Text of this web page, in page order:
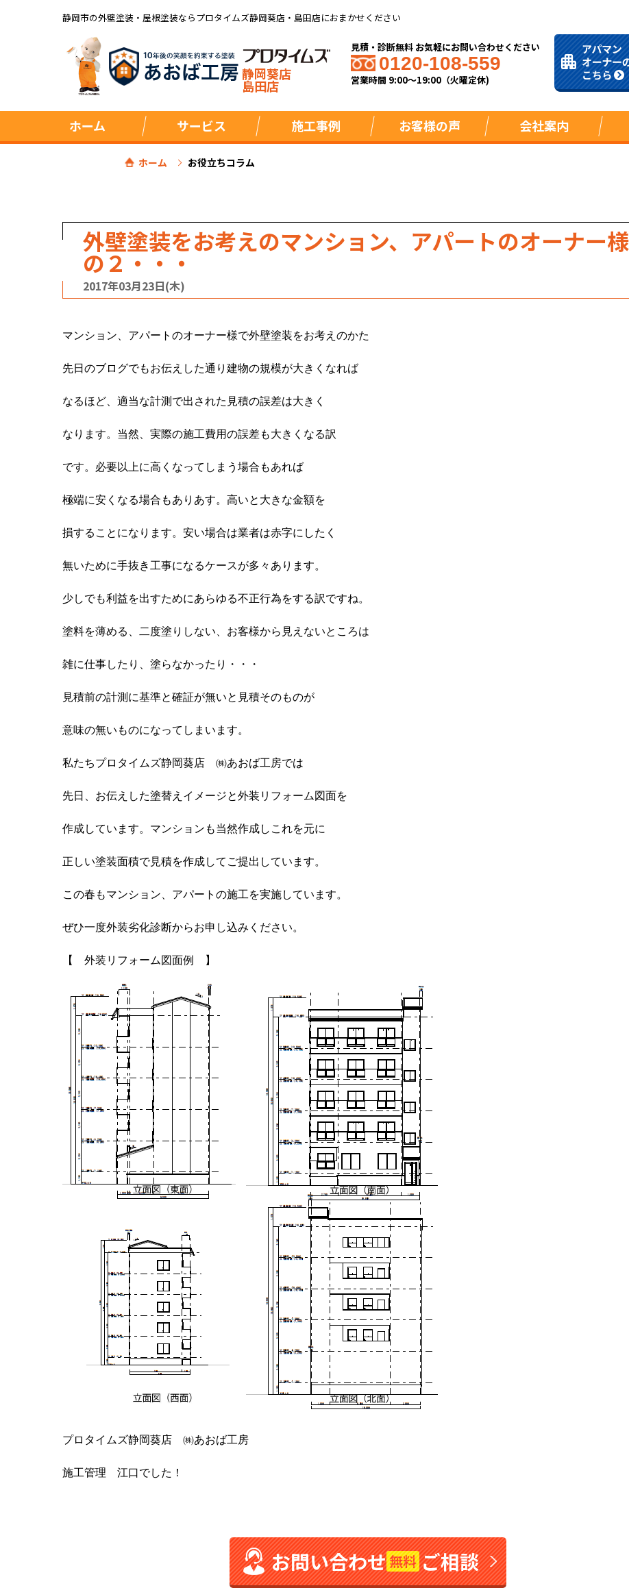
静岡市の外壁塗装・屋根塗装ならプロタイムズ静岡葵店・島田店におまかせください
静岡葵店
島田店
見積・診断無料 お気軽にお問い合わせください
0120-108-559
営業時間 9:00～19:00（火曜定休)
ホーム サービス 施工事例 お客様の声 会社案内
ホーム お役立ちコラム
外壁塗装をお考えのマンション、アパートのオーナー
の２・・・
2017年03月23日(木)
マンション、アパートのオーナー様で外壁塗装をお考えのかた
先日のブログでもお伝えした通り建物の規模が大きくなれば
なるほど、適当な計測で出された見積の誤差は大きく
なります。当然、実際の施工費用の誤差も大きくなる訳
です。必要以上に高くなってしまう場合もあれば
極端に安くなる場合もありあす。高いと大きな金額を
損することになります。安い場合は業者は赤字にしたく
無いために手抜き工事になるケースが多々あります。
少しでも利益を出すためにあらゆる不正行為をする訳ですね。
塗料を薄める、二度塗りしない、お客様から見えないところは
雑に仕事したり、塗らなかったり・・・
見積前の計測に基準と確証が無いと見積そのものが
意味の無いものになってしまいます。
私たちプロタイムズ静岡葵店 ㈱あおば工房では
先日、お伝えした塗替えイメージと外装リフォーム図面を
作成しています。マンションも当然作成しこれを元に
正しい塗装面積で見積を作成してご提出しています。
この春もマンション、アパートの施工を実施しています。
ぜひ一度外装劣化診断からお申し込みください。
【 外装リフォーム図面例 】
プロタイムズ静岡葵店 ㈱あおば工房
施工管理 江口でした！
お問い合わせ無料 ご相談